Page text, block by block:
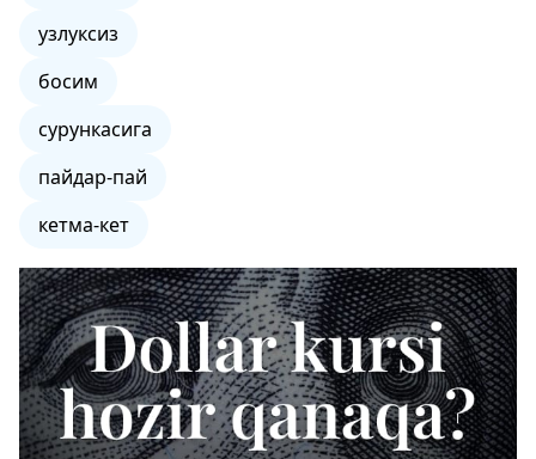
узлуксиз
босим
сурункасига
пайдар-пай
кетма-кет